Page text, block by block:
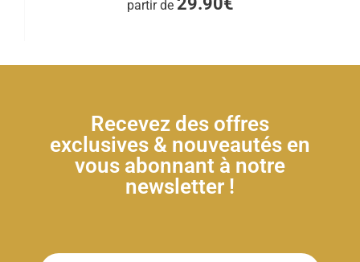
partir de
Recevez des offres
exclusives & nouveautés en
vous abonnant à notre
newsletter !